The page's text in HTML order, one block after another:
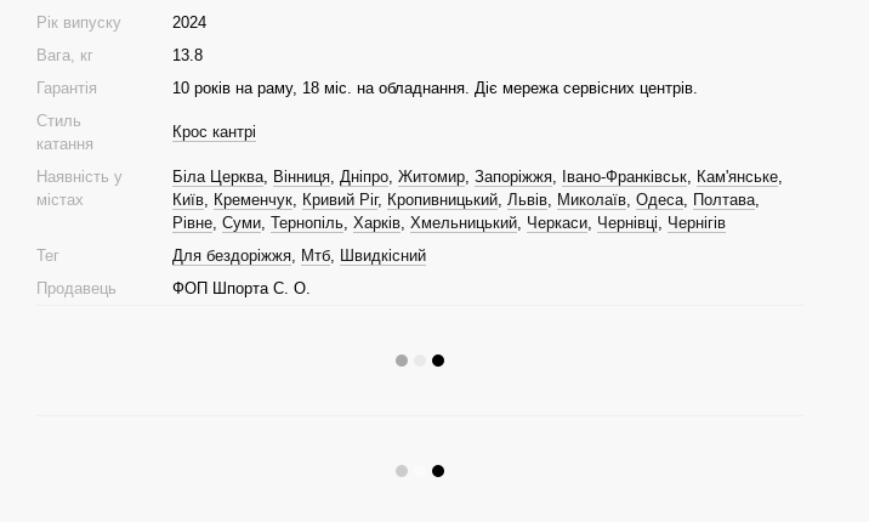
Рік випуску
2024
Вага, кг
13.8
Гарантія
10 років на раму, 18 міс. на обладнання. Діє мережа сервісних центрів.
Стиль
катання
Крос кантрі
Наявність у
містах
Біла Церква Вінниця Дніпро Житомир Запоріжжя Івано-Франківськ Кам'янське
Київ Кременчук Кривий Ріг, Кропивницький Львів Миколаїв Одеса Полтава
Рівне Суми Тернопіль Харків Хмельницький Черкаси Чернівці
Чернігів
Тег
Для бездоріжжя Мтб Швидкісний
Продавець
ФОП Шпорта С. О.